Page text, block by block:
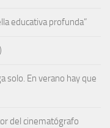
educativa profunda”
solo. En verano hay que
del cinematógrafo